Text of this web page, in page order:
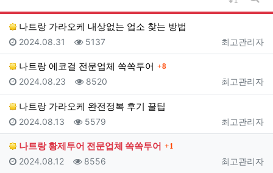
게
나트랑 가라오케 내상없는 업소 찾는 방법
등록자
최고관리자
등록일
2024.08.31 조회
5137
나트랑 에코걸 전문업체 쏙쏙투어 댓글
8
등록자
최고관리자
등록일
2024.08.23 조회
8520
나트랑 가라오케 완전정복 후기 꿀팁
등록자
최고관리자
등록일
2024.08.13 조회
5579
나트랑 황제투어 전문업체 쏙쏙투어 댓글
1
등록자
최고관리자
등록일
2024.08.12 조회
8556